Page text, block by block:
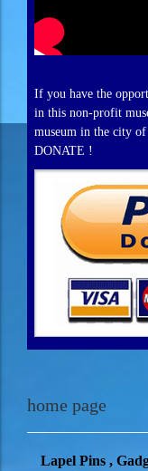
If you have the
in this non-profit
museum in the city
DONATE !
home page
Lapel Pins ,